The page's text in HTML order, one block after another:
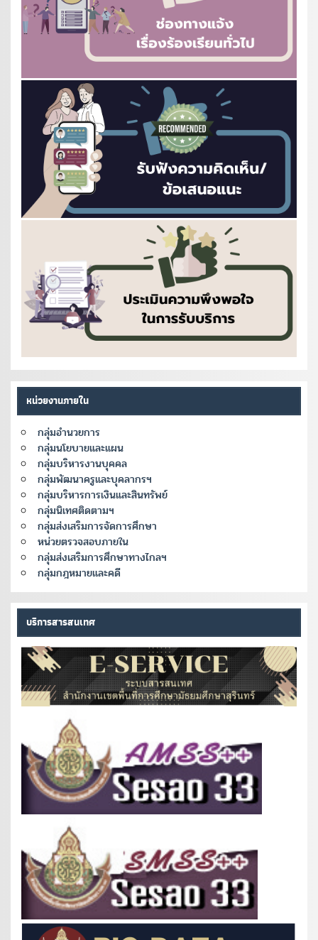
หน่วยงานภายใน
กลุ่มอำนวยการ
กลุ่มนโยบายและแผน
กลุ่มบริหารงานบุคคล
กลุ่มพัฒนาครูและบุคลากรฯ
กลุ่มบริหารการเงินและสินทรัพย์
กลุ่มนิเทศติดตามฯ
กลุ่มส่งเสริมการจัดการศึกษา
หน่วยตรวจสอบภายใน
กลุ่มส่งเสริมการศึกษาทางไกลฯ
กลุ่มกฎหมายและคดี
บริการสารสนเทศ